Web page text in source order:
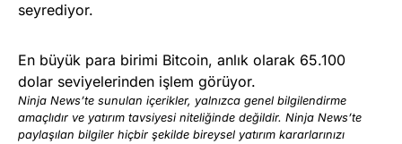
seyrediyor.
En büyük para birimi Bitcoin, anlık olarak 65.100
dolar seviyelerinden işlem görüyor.
Ninja News’te sunulan içerikler, yalnızca genel bilgilendirme
amaçlıdır ve yatırım tavsiyesi niteliğinde değildir. Ninja News’te
paylaşılan bilgiler hiçbir şekilde bireysel yatırım kararlarınızı